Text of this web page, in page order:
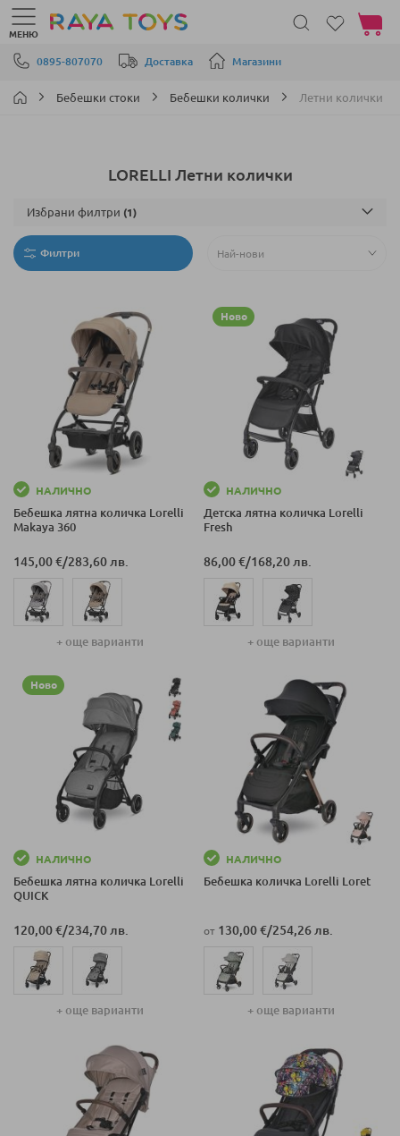
Прескачане към съдържанието
0895-807070 Доставка Магазини
МЕНЮ
Моята
Бебешки стоки Бебешки колички Летни колички
LORELLI Летни колички
Филтри
НАЛИЧНО
Бебешка лятна количка Lorelli
Makaya 360
145,00 €/283,60 лв.
+ още варианти
Ново
НАЛИЧНО
Детска лятна количка Lorelli
Fresh
86,00 €/168,20 лв.
+ още варианти
Ново
НАЛИЧНО
Бебешка лятна количка Lorelli
QUICK
120,00 €/234,70 лв.
+ още варианти
НАЛИЧНО
Бебешка количка Lorelli Loret
от 130,00 €/254,26 лв.
+ още варианти
Избрани филтри